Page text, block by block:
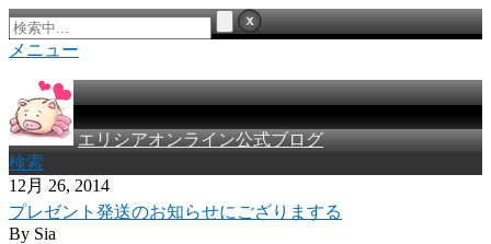
メニュー
エリシアオンライン公式ブログ
検索
12月 26, 2014
プレゼント発送のお知らせにござりまする
By Sia